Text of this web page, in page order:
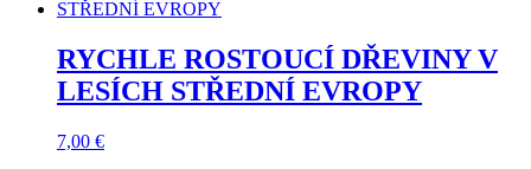
RYCHLE ROSTOUCÍ DŘEVINY V
LESÍCH STŘEDNÍ EVROPY
7,00 €